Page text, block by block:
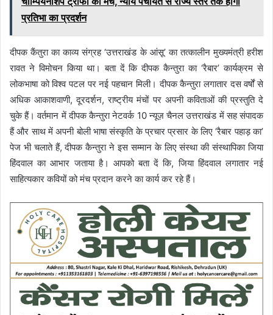
प्रतिभा का प्रदर्शन
दीपक कैंतुरा का काव्य संग्रह ‘उत्तराखंड के आंसू’ का तत्कालीन मुख्यमंत्री हरीश
रावत ने विमोचन किया था। बता दें कि दीपक कैन्तुरा का ‘रैबार’ कार्यक्रम से
लोकभाषा को विश्व पटल पर नई पहचान मिली। दीपक कैन्तुरा लगातार दस वर्षों से
अधिक आकाशवाणी, दूरदर्शन, राष्ट्रीय मंचों पर अपनी कविताओं की प्रस्तुति दे
चुके हैं। वर्तमान में दीपक कैन्तुरा नेटवर्क 10 न्यूज़ चैनल उत्तराखंड में सह संपादक
हैं और साथ में अपनी बोली भाषा संस्कृति के प्रचार प्रसार के लिए ‘रैबार पहाड़ का’
पेज भी चलाते हैं, दीपक कैन्तुरा ने इस सम्मान के लिए संस्था की संस्थापिका जिया
हिंदवाल का आभार जताया है। आपको बता दें कि, जिया हिंदवाल लगातार नई
साहित्यकार कवियों को मंच प्रदान करने का कार्य कर रहे हैं।